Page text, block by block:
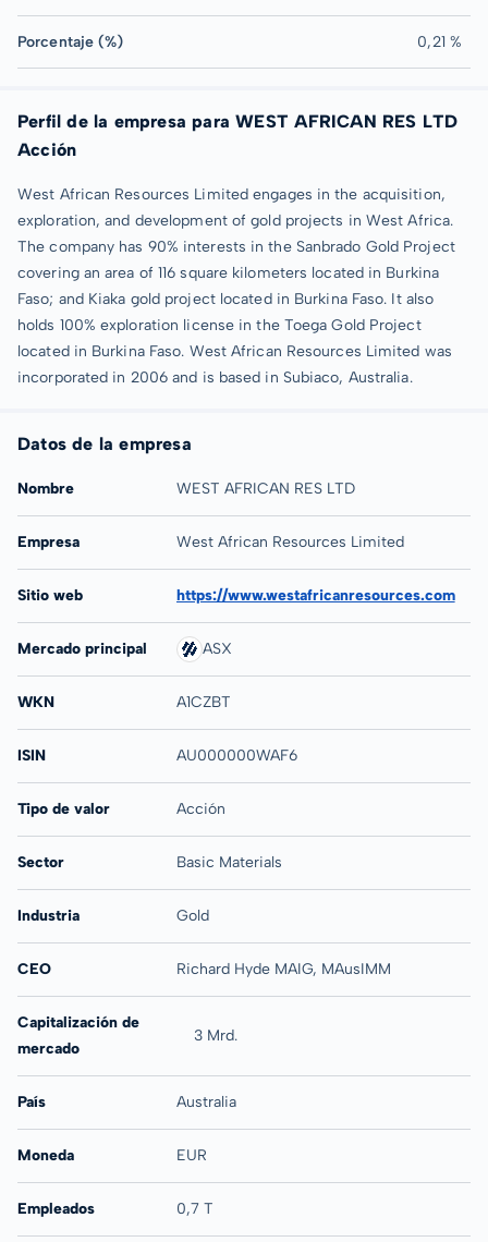
Porcentaje (%) 0,21 %
Perfil de la empresa para WEST AFRICAN RES LTD
Acción
West African Resources Limited engages in the acquisition,
exploration, and development of gold projects in West Africa.
The company has 90% interests in the Sanbrado Gold Project
covering an area of 116 square kilometers located in Burkina
Faso; and Kiaka gold project located in Burkina Faso. It also
holds 100% exploration license in the Toega Gold Project
located in Burkina Faso. West African Resources Limited was
incorporated in 2006 and is based in Subiaco, Australia.
Datos de la empresa
Nombre WEST AFRICAN RES LTD
Empresa West African Resources Limited
Sitio web https://www.westafricanresources.com
Mercado principal ASX
WKN A1CZBT
ISIN AU000000WAF6
Tipo de valor Acción
Sector Basic Materials
Industria Gold
CEO Richard Hyde MAIG, MAusIMM
Capitalización de
mercado
3 Mrd.
País Australia
Moneda EUR
Empleados 0,7 T